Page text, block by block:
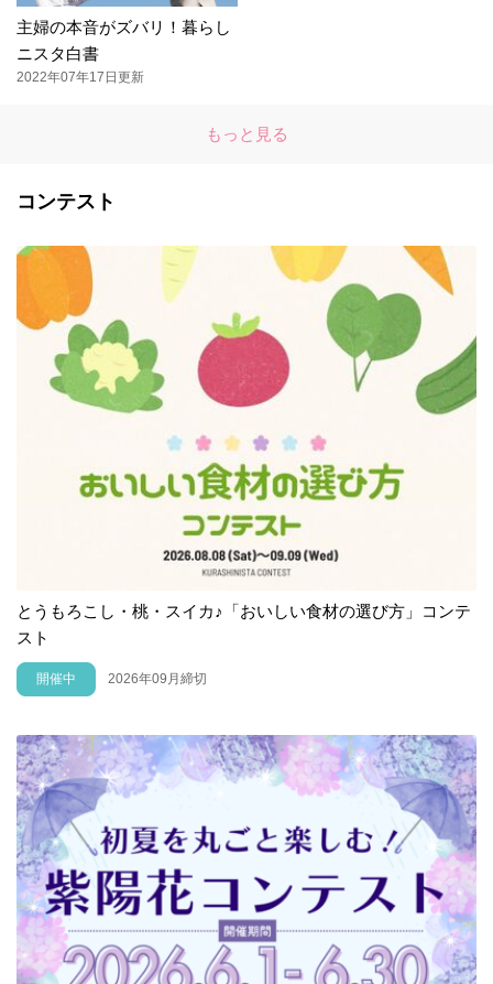
主婦の本音がズバリ！暮らし
ニスタ白書
2022年07年17日更新
もっと見る
コンテスト
とうもろこし・桃・スイカ♪「おいしい食材の選び方」コンテ
スト
開催中 2026年09月締切